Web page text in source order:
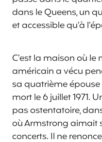
dans le Queens, un
et accessible qu’à
C’est la maison où le
américain a vécu
sa quatrième épouse
mort le 6 juillet 1971.
pas ostentatoire,
où Armstrong aimait
concerts. Il ne